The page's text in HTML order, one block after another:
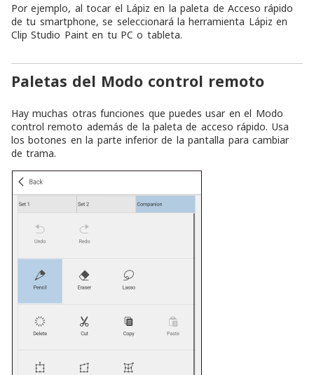
Por ejemplo, al tocar el Lápiz en la paleta de Acceso rápido
de tu smartphone, se seleccionará la herramienta Lápiz en
Clip Studio Paint en tu PC o tableta.
Paletas del Modo control remoto
Hay muchas otras funciones que puedes usar en el Modo
control remoto además de la paleta de acceso rápido. Usa
los botones en la parte inferior de la pantalla para cambiar
de trama.